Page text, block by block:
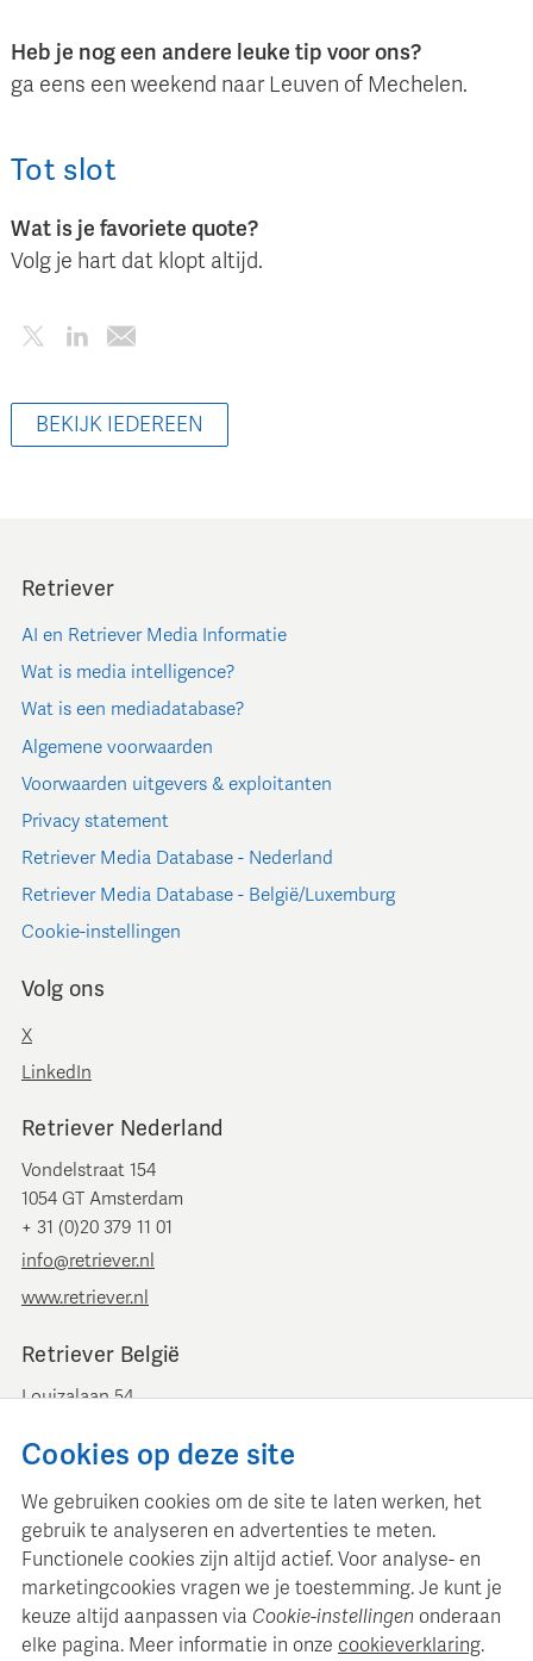
Heb je nog een andere leuke tip voor ons?
ga eens een weekend naar Leuven of Mechelen.
Tot slot
Wat is je favoriete quote?
Volg je hart dat klopt altijd.
BEKIJK IEDEREEN
Retriever
AI en Retriever Media Informatie
Wat is media intelligence?
Wat is een mediadatabase?
Algemene voorwaarden
Voorwaarden uitgevers & exploitanten
Privacy statement
Retriever Media Database - Nederland
Retriever Media Database - België/Luxemburg
Cookie-instellingen
Volg ons
X
LinkedIn
Retriever Nederland
Vondelstraat 154
1054 GT Amsterdam
+ 31 (0)20 379 11 01
info@retriever.nl
www.retriever.nl
Retriever België
Louizalaan 54
+ 32 (0)2 893 00 52
www.retrievermedia.be
Cookies op deze site
We gebruiken cookies om de site te laten werken, het
gebruik te analyseren en advertenties te meten.
Functionele cookies zijn altijd actief. Voor analyse- en
marketingcookies vragen we je toestemming. Je kunt je
keuze altijd aanpassen via Cookie-instellingen onderaan
elke pagina. Meer informatie in onze cookieverklaring.